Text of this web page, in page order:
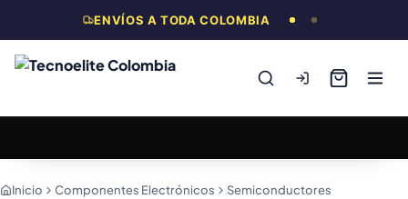
ENVÍOS A TODA COLOMBIA
Inicio Componentes Electrónicos
Semiconductores